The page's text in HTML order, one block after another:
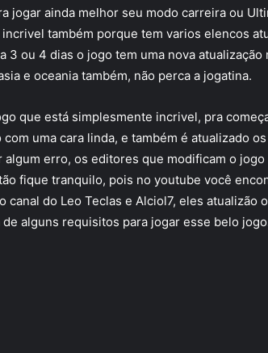
jogar ainda melhor seu modo carreira ou
também porque tem varios elencos
3 ou 4 dias o jogo tem uma nova atualização
e oceania também, não perca a jogatina.
que está simplesmente incrivel, pra
uma cara linda, e também é atualizado os
erro, os editores que modificam o
fique tranquilo, pois no youtube você
do Leo Teclas e Alciol7, eles atualizão
alguns requisitos para jogar esse belo